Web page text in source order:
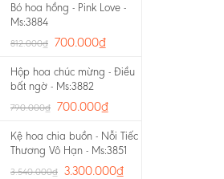
Bó hoa hồng - Pink Love -
Ms:3884
812.000₫ 700.000₫
Hộp hoa chúc mừng - Điều
bất ngờ - Ms:3882
790.000₫ 700.000₫
Kệ hoa chia buồn - Nỗi Tiếc
Thương Vô Hạn - Ms:3851
3.540.000₫ 3.300.000₫